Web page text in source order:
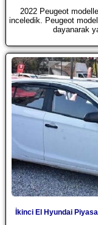
2022 Peugeot
inceledik. Peugeot
dayanarak
İkinci El Hyundai